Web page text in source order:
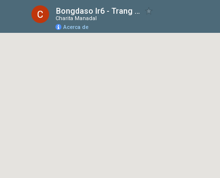
Bongdaso Ir6 - Trang Cập Nhật Dữ Liệu Kết Quả Bóng Đá Số Trực Tiếp
Charita Manadal
Acerca de